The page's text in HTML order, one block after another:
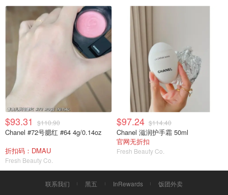
$93.31 $110.90
Chanel #72号腮红 #64 4g/0.14oz
折扣码：DMAU
Fresh Beauty Co.
$97.24 $114.40
Chanel 滋润护手霜 50ml
官网无折扣
Fresh Beauty Co.
联系我们 黑五 InRewards
饭团外卖